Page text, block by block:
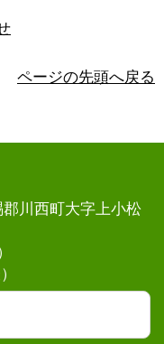
ページの先頭へ戻る
川西町大字上小松